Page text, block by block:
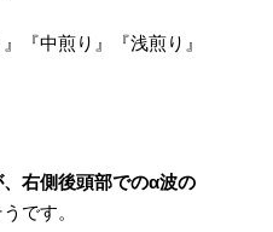
『中煎り』『浅煎り』
右側後頭部でのα波の
です。